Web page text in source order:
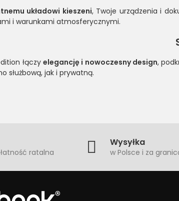
układowi kieszeni, Twoje urządzenia i
i warunkami atmosferycznymi.
łączy elegancję i nowoczesny design,
służbową, jak i prywatną.
ratalna
Wysyłka
w Polsce i za